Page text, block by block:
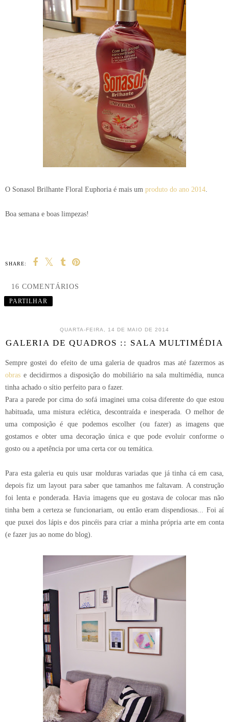
O Sonasol Brilhante Floral Euphoria é mais um produto do ano 2014.
Boa semana e boas limpezas!
SHARE:
16 COMENTÁRIOS
PARTILHAR
QUARTA-FEIRA, 14 DE MAIO DE 2014
GALERIA DE QUADROS :: SALA MULTIMÉDIA
Sempre gostei do efeito de uma galeria de quadros mas até fazermos as
obras e decidirmos a disposição do mobiliário na sala multimédia, nunca
tinha achado o sítio perfeito para o fazer.
Para a parede por cima do sofá imaginei uma coisa diferente do que estou
habituada, uma mistura eclética, descontraída e inesperada. O melhor de
uma composição é que podemos escolher (ou fazer) as imagens que
gostamos e obter uma decoração única e que pode evoluir conforme o
gosto ou a apetência por uma certa cor ou temática.
Para esta galeria eu quis usar molduras variadas que já tinha cá em casa,
depois fiz um layout para saber que tamanhos me faltavam. A construção
foi lenta e ponderada. Havia imagens que eu gostava de colocar mas não
tinha bem a certeza se funcionariam, ou então eram dispendiosas... Foi aí
que puxei dos lápis e dos pincéis para criar a minha própria arte em conta
(e fazer jus ao nome do blog).